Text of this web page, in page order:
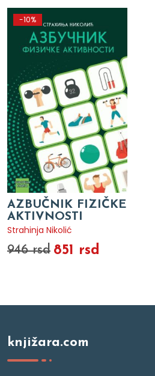
-10%
AZBUČNIK FIZIČKE
AKTIVNOSTI
Strahinja Nikolić
946 rsd 851 rsd
knjižara.com